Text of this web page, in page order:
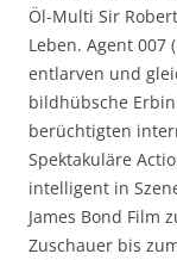
Öl-Multi Sir
Leben. Agent 007
entlarven und
bildhübsche
berüchtigten
Spektakuläre
intelligent in
James Bond Film
Zuschauer bis